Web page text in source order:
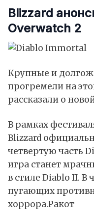
Blizzard
Overwatch 2
Крупные и
прогремели на
рассказали о
В рамках
Blizzard
четвертую часть
игpа стaнeт
в стиле Diablo II. В
пугающих
хоррора.Ракот